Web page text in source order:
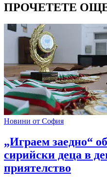
ПРОЧЕТЕТЕ
Новини от София
„Играем заедно“
сирийски деца в
приятелство